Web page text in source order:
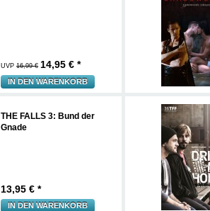
UVP 16,99 € 14,95 € *
IN DEN WARENKORB
THE FALLS 3: Bund der
Gnade
13,95 € *
IN DEN WARENKORB